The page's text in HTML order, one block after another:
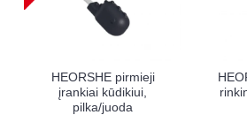
HEORSHE pirmieji
įrankiai kūdikiui,
pilka/juoda